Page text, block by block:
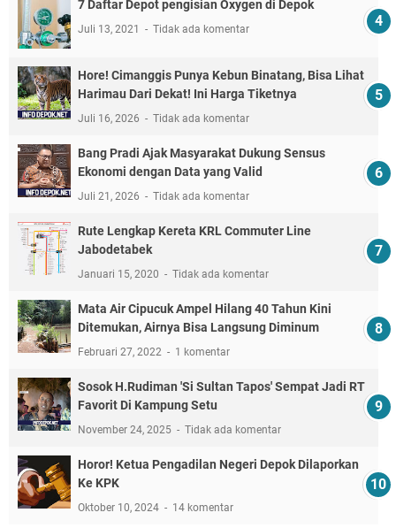
7 Daftar Depot pengisian Oxygen di Depok
Juli 13, 2021 Tidak ada komentar
Hore! Cimanggis Punya Kebun Binatang, Bisa Lihat
Harimau Dari Dekat! Ini Harga Tiketnya
Juli 16, 2026 Tidak ada komentar
Bang Pradi Ajak Masyarakat Dukung Sensus
Ekonomi dengan Data yang Valid
Juli 21, 2026 Tidak ada komentar
Rute Lengkap Kereta KRL Commuter Line
Jabodetabek
Januari 15, 2020 Tidak ada komentar
Mata Air Cipucuk Ampel Hilang 40 Tahun Kini
Ditemukan, Airnya Bisa Langsung Diminum
Februari 27, 2022 1 komentar
Sosok H.Rudiman 'Si Sultan Tapos' Sempat Jadi RT
Favorit Di Kampung Setu
November 24, 2025 Tidak ada komentar
Horor! Ketua Pengadilan Negeri Depok Dilaporkan
Ke KPK
Oktober 10, 2024 14 komentar